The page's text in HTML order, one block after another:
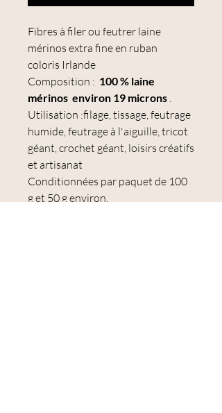
Fibres à filer ou feutrer laine
mérinos extra fine en ruban
coloris Irlande
Composition : 100 % laine
mérinos environ 19 microns .
Utilisation :filage, tissage, feutrage
humide, feutrage à l'aiguille, tricot
géant, crochet géant, loisirs créatifs
et artisanat
Conditionnées par paquet de 100
g et 50 g environ.